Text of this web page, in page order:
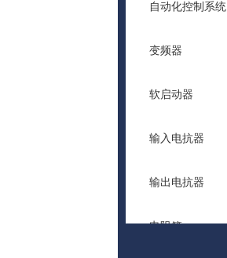
自动化控制系统
变频器
软启动器
输入电抗器
输出电抗器
电阻箱